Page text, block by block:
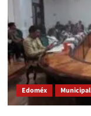
Edoméx Municipal